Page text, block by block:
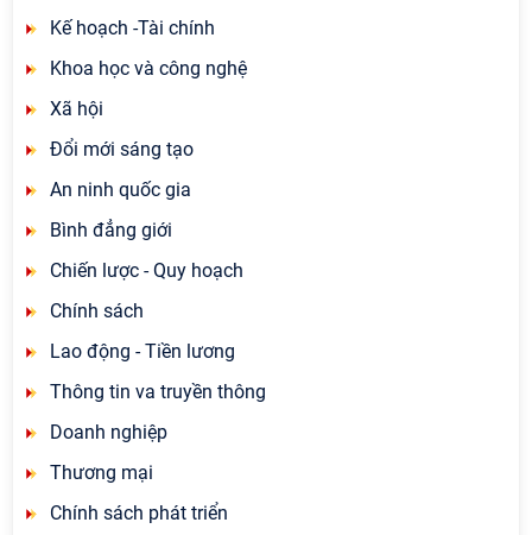
Kế hoạch -Tài chính
Khoa học và công nghệ
Xã hội
Đổi mới sáng tạo
An ninh quốc gia
Bình đẳng giới
Chiến lược - Quy hoạch
Chính sách
Lao động - Tiền lương
Thông tin va truyền thông
Doanh nghiệp
Thương mại
Chính sách phát triển